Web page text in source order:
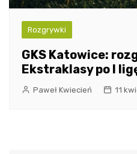
Rozgrywki
GKS Katowice:
Ekstraklasy po I
Paweł Kwiecień 11